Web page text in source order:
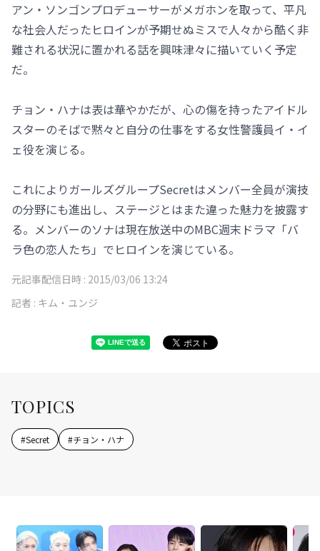
アン・ソンゴンプロデューサーがメガホンを取って、平凡
な社会人だったヒロインが予期せぬミスで人々から酷く非
難される状況に置かれる話を興味津々に描いていく予定
だ。
チョン・ハナは表は華やかだが、心の傷を持ったアイドル
スターのそばで黙々と自分の仕事をする女性警護員イ・イ
ェ役を演じる。
これによりガールズグループSecretはメンバー全員が演技
の分野にも進出し、ステージとはまた違った魅力を披露す
る。メンバーのソナは現在放送中のMBC週末ドラマ「バ
ラ色の恋人たち」でヒロインを演じている。
元記事配信日時 : 2015/03/06 13:24
記者 : キム・ユンジ
TOPICS
#Secret #チョン・ハナ